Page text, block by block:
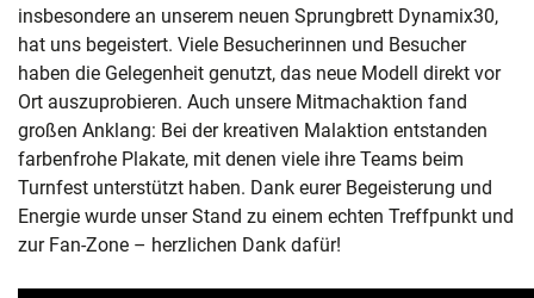
insbesondere an unserem neuen Sprungbrett Dynamix30,
hat uns begeistert. Viele Besucherinnen und Besucher
haben die Gelegenheit genutzt, das neue Modell direkt vor
Ort auszuprobieren. Auch unsere Mitmachaktion fand
großen Anklang: Bei der kreativen Malaktion entstanden
farbenfrohe Plakate, mit denen viele ihre Teams beim
Turnfest unterstützt haben. Dank eurer Begeisterung und
Energie wurde unser Stand zu einem echten Treffpunkt und
zur Fan-Zone – herzlichen Dank dafür!